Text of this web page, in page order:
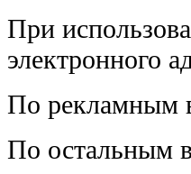
При
электронного
По рекламным
По остальным